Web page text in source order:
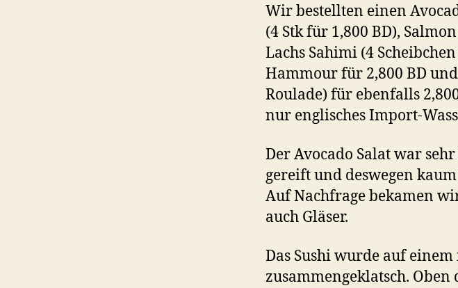
Wir bestellten einen
(4 Stk für 1,800 BD),
Lachs Sahimi (4
Hammour für 2,800 BD
Roulade) für ebenfalls
nur englisches Import-
Der Avocado Salat war
gereift und deswegen
Auf Nachfrage bekamen
auch Gläser.
Das Sushi wurde auf
zusammengeklatsch.